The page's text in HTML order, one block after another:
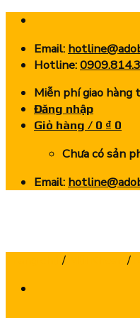
Skip
contentEmail:
Hotline:
Miễn phí giao hàng
Đăng nhập
Giỏ hàng / 0 ₫ 0
Chưa có sản
Email:
/ /